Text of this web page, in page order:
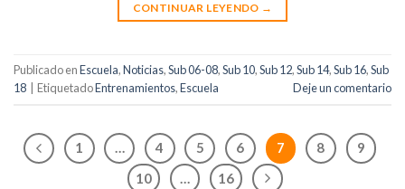
CONTINUAR LEYENDO →
Publicado enEscuela,Noticias,Sub 06-08,Sub 10,Sub 12,Sub 14,Sub 16,Sub
18
EtiquetadoEntrenamientos,Escuela Deje un comentario
1 … 4 5 6 7 8
9
10
… 16